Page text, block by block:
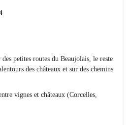
petites routes du Beaujolais, le reste
des châteaux et sur des chemins
vignes et châteaux (Corcelles,